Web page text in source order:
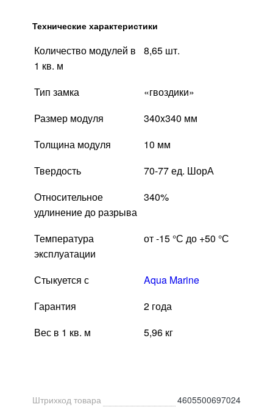
Технические характеристики
Количество модулей в
1 кв. м
8,65 шт.
Тип замка
«гвоздики»
Размер модуля
340x340 мм
Толщина модуля
10 мм
Твердость
70-77 ед. ШорА
Относительное
удлинение до разрыва
340%
Температура
эксплуатации
от -15 °С до +50 °С
Стыкуется с
Aqua Marine
Гарантия
2 года
Вес в 1 кв. м
5,96 кг
Штрихкод товара 4605500697024